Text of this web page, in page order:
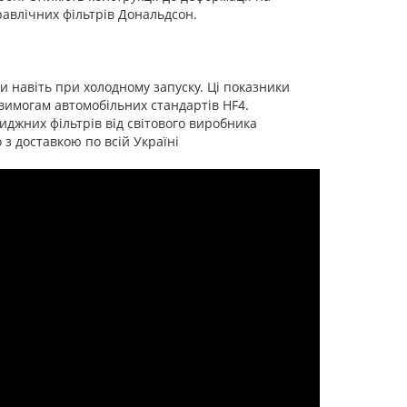
фільтрів Дональдсон.
при холодному запуску. Ці показники
автомобільних стандартів HF4.
фільтрів від світового виробника
доставкою по всій Україні